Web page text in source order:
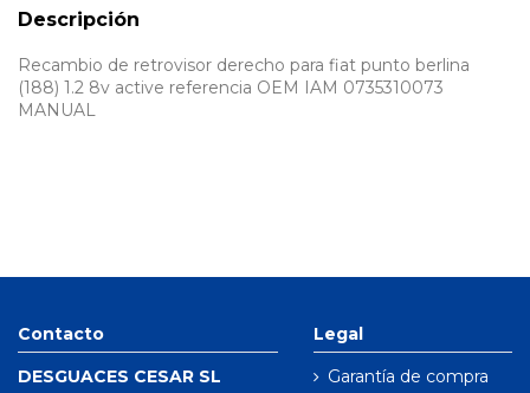
Descripción
Recambio de retrovisor derecho para fiat punto berlina
(188) 1.2 8v active referencia OEM IAM 0735310073
MANUAL
Contacto
DESGUACES CESAR SL
Legal
Garantía de compra